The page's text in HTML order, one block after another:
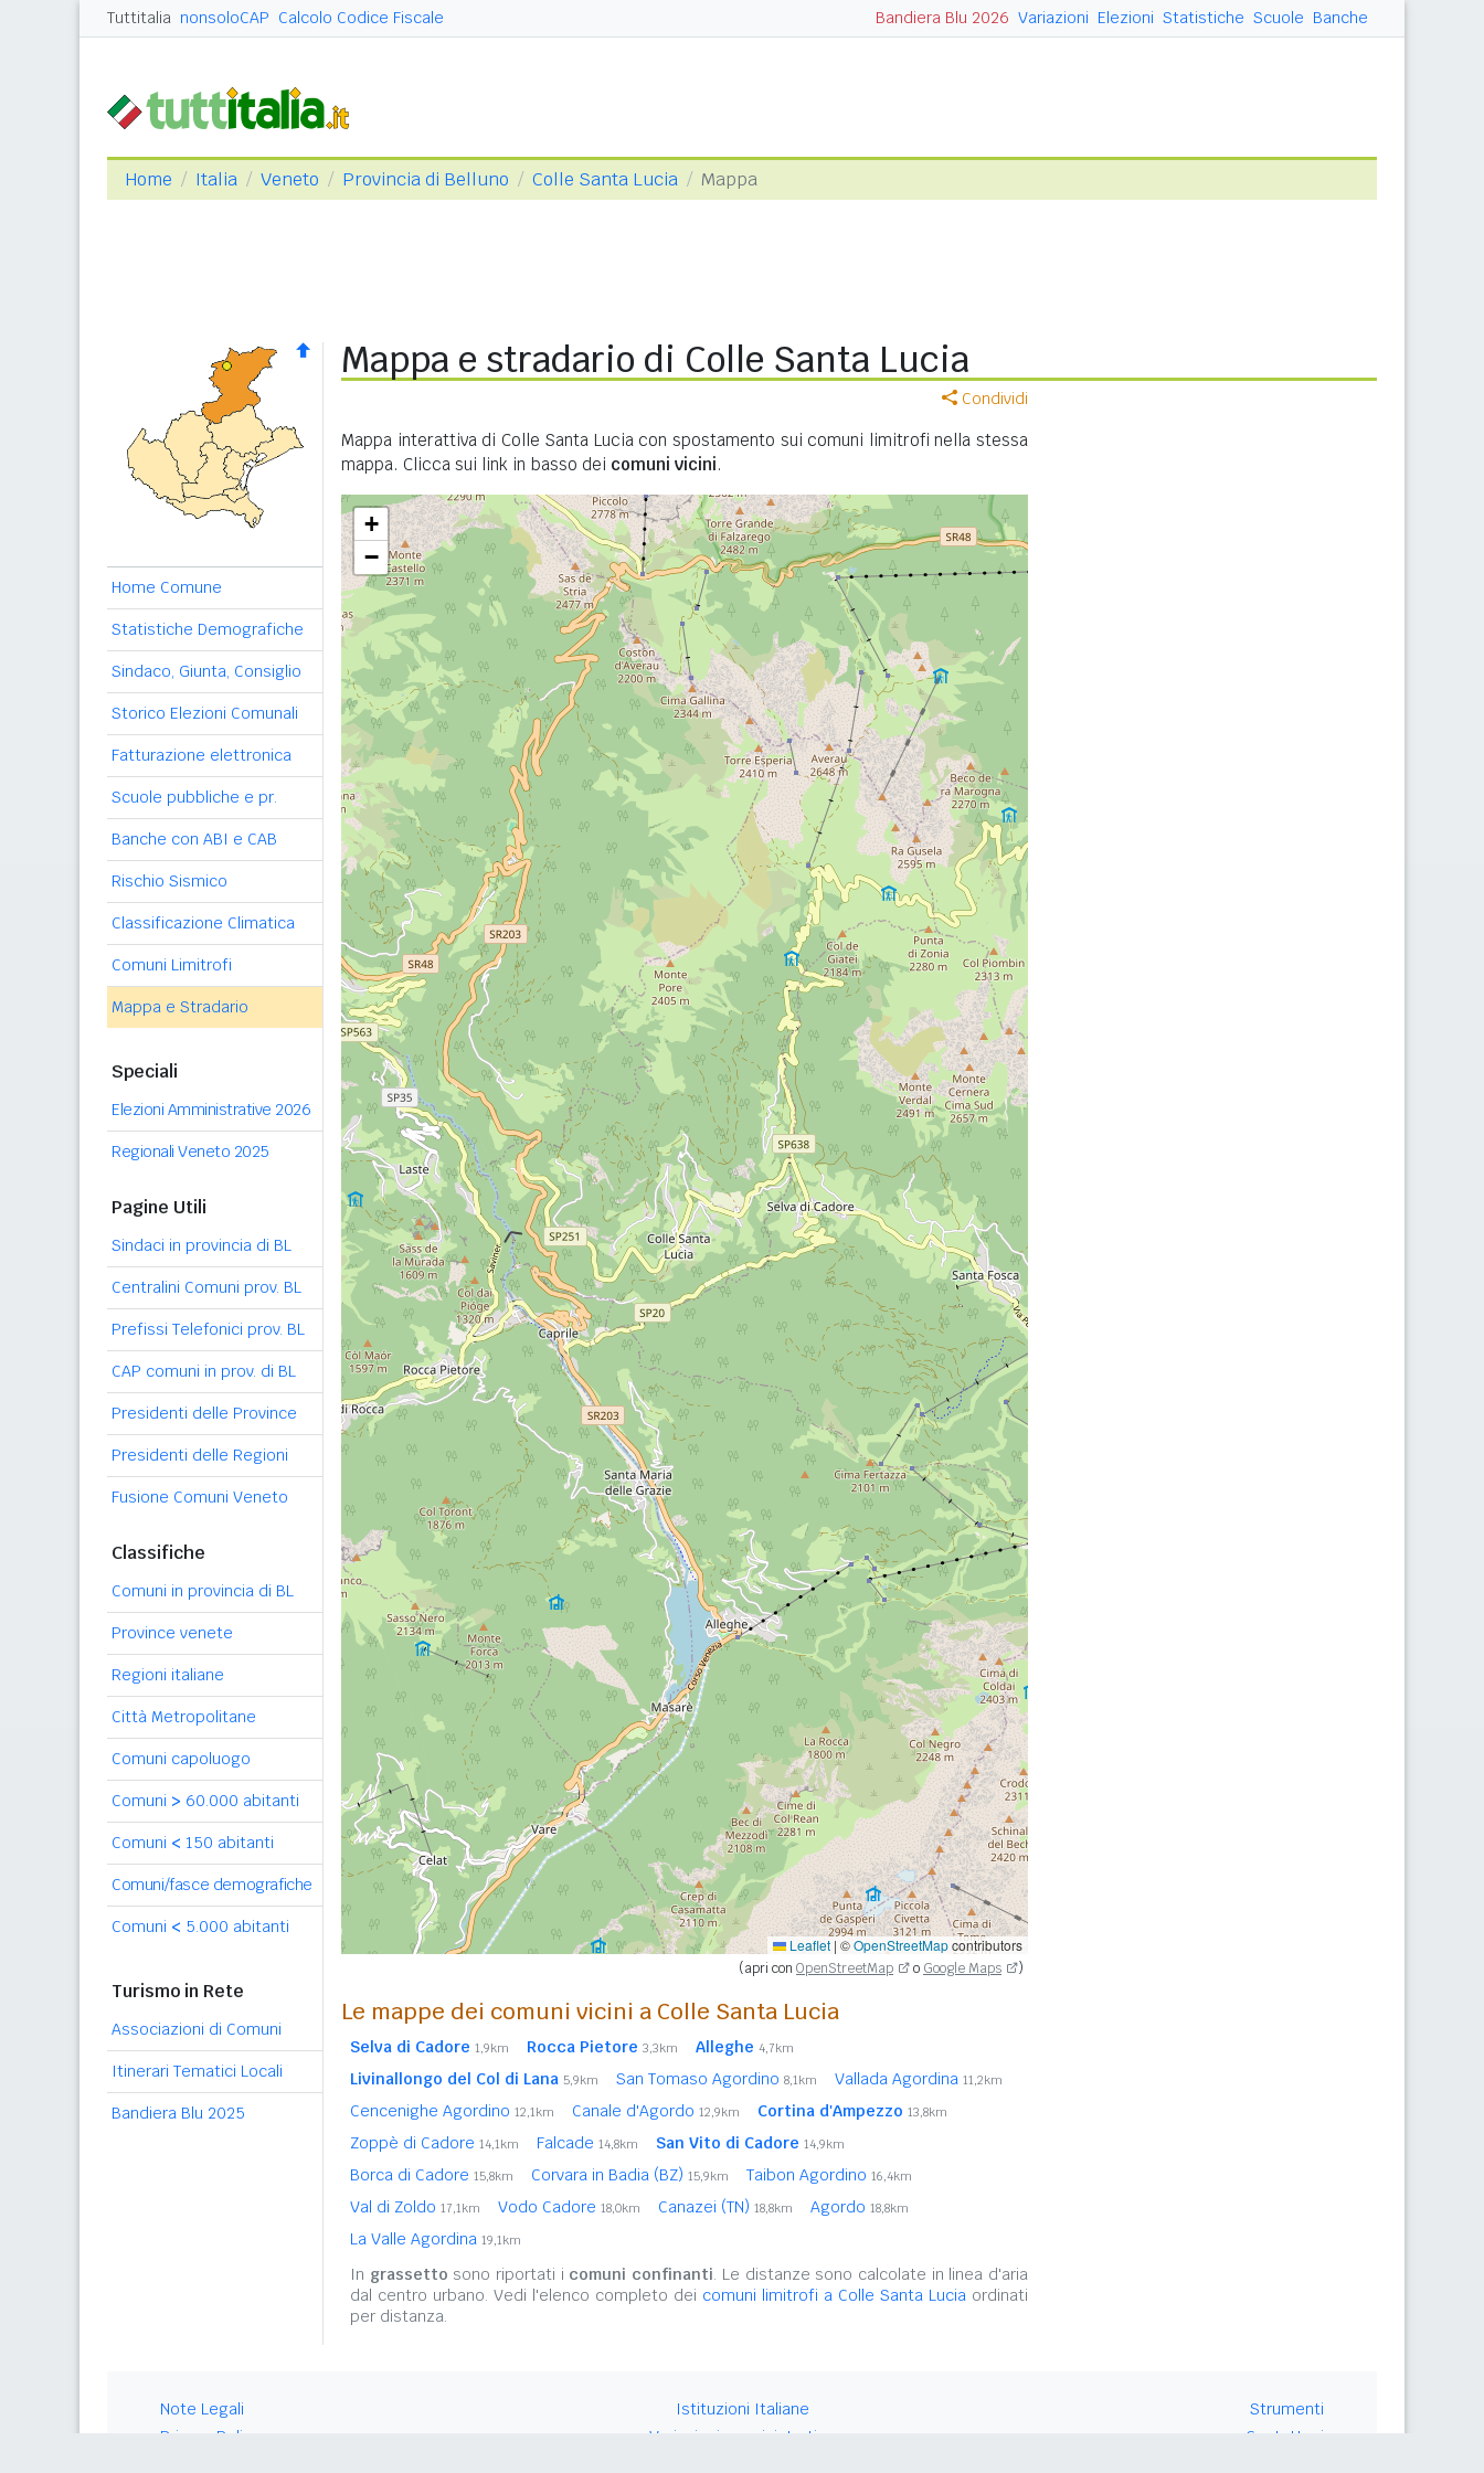
Tuttitalia nonsoloCAP Calcolo Codice Fiscale Bandiera Blu 2026 Variazioni Elezioni Statistiche Scuole Banche
Home Italia Veneto Provincia di Belluno Colle Santa Lucia Mappa
Home Comune
Statistiche Demografiche
Sindaco, Giunta, Consiglio
Storico Elezioni Comunali
Fatturazione elettronica
Scuole pubbliche e pr.
Banche con ABI e CAB
Rischio Sismico
Classificazione Climatica
Comuni Limitrofi
Mappa e Stradario
Speciali
Elezioni Amministrative 2026
Regionali Veneto 2025
Pagine Utili
Sindaci in provincia di BL
Centralini Comuni prov. BL
Prefissi Telefonici prov. BL
CAP comuni in prov. di BL
Presidenti delle Province
Presidenti delle Regioni
Fusione Comuni Veneto
Classifiche
Comuni in provincia di BL
Province venete
Regioni italiane
Città Metropolitane
Comuni capoluogo
Comuni > 60.000 abitanti
Comuni < 150 abitanti
Comuni/fasce demografiche
Comuni < 5.000 abitanti
Turismo in Rete
Associazioni di Comuni
Itinerari Tematici Locali
Bandiera Blu 2025
Mappa e stradario di Colle Santa Lucia
Condividi
Mappa interattiva di Colle Santa Lucia con spostamento sui comuni limitrofi nella stessa
mappa. Clicca sui link in basso dei comuni vicini.
+
−
Leaflet | ©OpenStreetMapcontributors
(apri con OpenStreetMap o Google Maps )
Le mappe dei comuni vicini a Colle Santa Lucia
Selva di Cadore 1,9km Rocca Pietore 3,3km Alleghe 4,7km
Livinallongo del Col di Lana 5,9km San Tomaso Agordino 8,1km Vallada Agordina 11,2km
Cencenighe Agordino 12,1km Canale d'Agordo 12,9km Cortina d'Ampezzo 13,8km
Zoppè di Cadore 14,1km Falcade 14,8km San Vito di Cadore 14,9km
Borca di Cadore 15,8km Corvara in Badia (BZ) 15,9km Taibon Agordino 16,4km
Val di Zoldo 17,1km Vodo Cadore 18,0km Canazei (TN) 18,8km Agordo 18,8km
La Valle Agordina 19,1km
In grassetto sono riportati i comuni confinanti. Le distanze sono calcolate in linea d'aria
dal centro urbano. Vedi l'elenco completo dei comuni limitrofi a Colle Santa Lucia ordinati
per distanza.
Note Legali
Privacy Policy
Istituzioni Italiane
Variazioni amministrative
Strumenti
Contattaci